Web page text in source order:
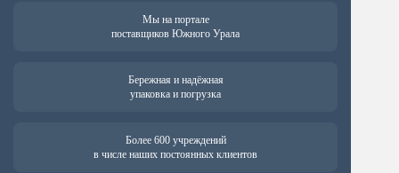
Мы на портале
поставщиков Южного Урала
Бережная и надёжная
упаковка и погрузка
Более 600 учреждений
в числе наших постоянных клиентов